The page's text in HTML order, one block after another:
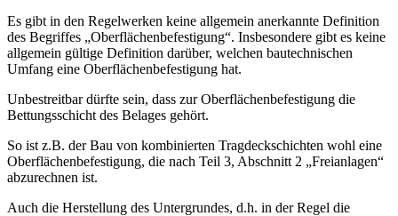
Es gibt in den Regelwerken keine allgemein anerkannte Definition
des Begriffes „Oberflächenbefestigung“. Insbesondere gibt es keine
allgemein gültige Definition darüber, welchen bautechnischen
Umfang eine Oberflächenbefestigung hat.
Unbestreitbar dürfte sein, dass zur Oberflächenbefestigung die
Bettungsschicht des Belages gehört.
So ist z.B. der Bau von kombinierten Tragdeckschichten wohl eine
Oberflächenbefestigung, die nach Teil 3, Abschnitt 2 „Freianlagen“
abzurechnen ist.
Auch die Herstellung des Untergrundes, d.h. in der Regel die